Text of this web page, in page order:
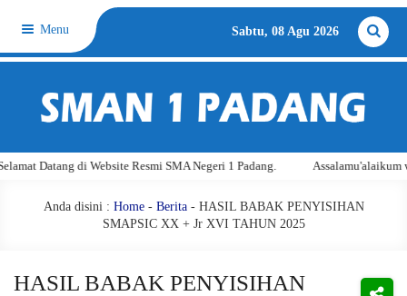
Menu Sabtu, 08 Agu 2026
di Website Resmi SMA Negeri 1 Padang. Assalamu'alaikum
Anda disini : Home- Berita- HASIL BABAK PENYISIHAN
SMAPSIC XX + Jr XVI TAHUN 2025
HASIL BABAK PENYISIHAN